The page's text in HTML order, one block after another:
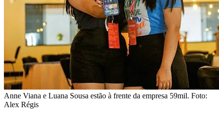
Anne Viana e Luana Sousa estão à frente da empresa 59mil. Foto:
Alex Régis